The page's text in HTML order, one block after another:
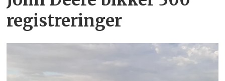
registreringer